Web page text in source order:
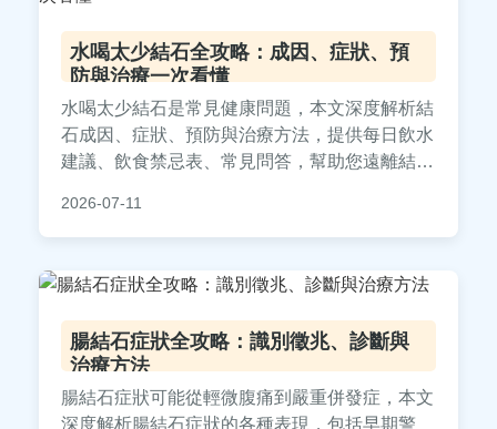
水喝太少結石全攻略：成因、症狀、預
防與治療一次看懂
水喝太少結石是常見健康問題，本文深度解析結
石成因、症狀、預防與治療方法，提供每日飲水
建議、飲食禁忌表、常見問答，幫助您遠離結石
性強，適合所有關心健康的讀者。
2026-07-11
腸結石症狀全攻略：識別徵兆、診斷與
治療方法
腸結石症狀可能從輕微腹痛到嚴重併發症，本文
深度解析腸結石症狀的各種表現，包括早期警